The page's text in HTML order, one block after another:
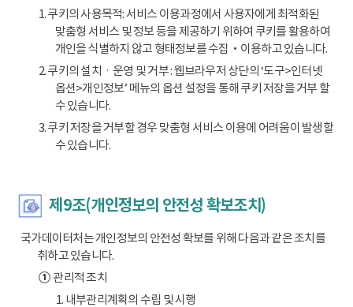
1. 쿠키의 사용목적: 서비스 이용과정에서 사용자에게 최적화된
맞춤형 서비스 및 정보 등을 제공하기 위하여 쿠키를 활용하여
개인을 식별하지 않고 형태정보를 수집‧이용하고 있습니다.
2. 쿠키의 설치ㆍ운영 및 거부 : 웹브라우저 상단의 ‘도구>인터넷
옵션>개인정보’ 메뉴의 옵션 설정을 통해 쿠키 저장을 거부 할
수 있습니다.
3. 쿠키 저장을 거부할 경우 맞춤형 서비스 이용에 어려움이 발생할
수 있습니다.
제9조(개인정보의 안전성 확보조치)
국가데이터처는 개인정보의 안전성 확보를 위해 다음과 같은 조치를
취하고 있습니다.
①관리적 조치
1. 내부관리계획의 수립 및 시행